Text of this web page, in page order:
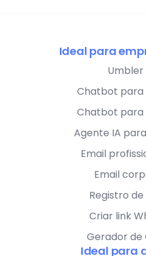
Ideal para
Umbler
Chatbot para
Chatbot para
Agente IA
Email
Email
Registro
Criar link
Gerador de
Ideal para